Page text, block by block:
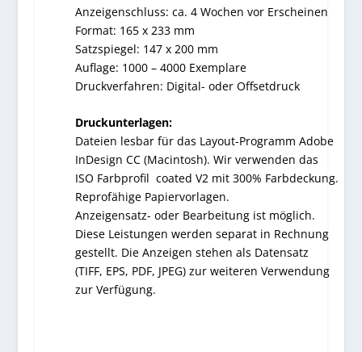
Anzeigenschluss: ca. 4 Wochen vor Erscheinen
Format: 165 x 233 mm
Satzspiegel: 147 x 200 mm
Auflage: 1000 – 4000 Exemplare
Druckverfahren: Digital- oder Offsetdruck
Druckunterlagen:
Dateien lesbar für das Layout-Programm Adobe
InDesign CC (Macintosh). Wir verwenden das
ISO Farbprofil coated V2 mit 300% Farbdeckung.
Reprofähige Papiervorlagen.
Anzeigensatz- oder Bearbeitung ist möglich.
Diese Leistungen werden separat in Rechnung
gestellt. Die Anzeigen stehen als Datensatz
(TIFF, EPS, PDF, JPEG) zur weiteren Verwendung
zur Verfügung.